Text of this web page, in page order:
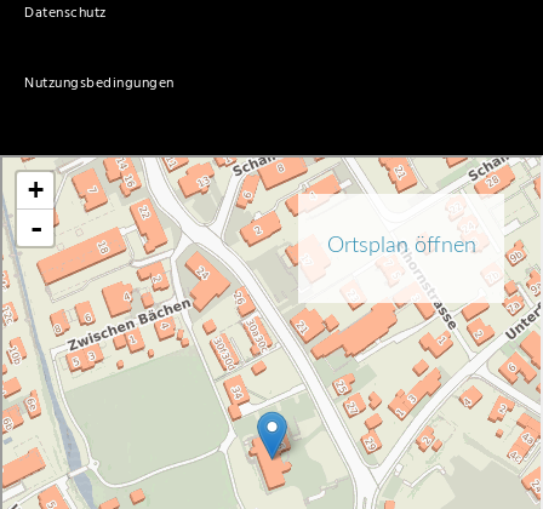
Datenschutz
Nutzungsbedingungen